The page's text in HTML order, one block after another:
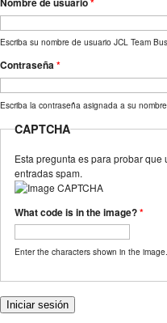
Escriba su nombre de usuario JCL Team
Contraseña*
Escriba la contraseña asignada a su
CAPTCHA
Esta pregunta es para probar
entradas spam.
What code is in the image?*
Enter the characters shown in the image.